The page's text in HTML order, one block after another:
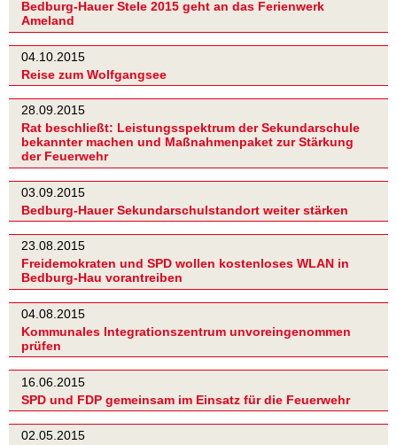
Bedburg-Hauer Stele 2015 geht an das Ferienwerk
Ameland
04.10.2015
Reise zum Wolfgangsee
28.09.2015
Rat beschließt: Leistungsspektrum der Sekundarschule
bekannter machen und Maßnahmenpaket zur Stärkung
der Feuerwehr
03.09.2015
Bedburg-Hauer Sekundarschulstandort weiter stärken
23.08.2015
Freidemokraten und SPD wollen kostenloses WLAN in
Bedburg-Hau vorantreiben
04.08.2015
Kommunales Integrationszentrum unvoreingenommen
prüfen
16.06.2015
SPD und FDP gemeinsam im Einsatz für die Feuerwehr
02.05.2015